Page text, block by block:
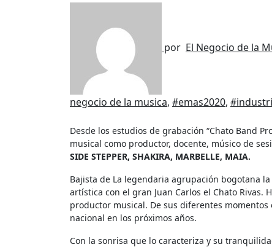
por El Negocio de la
negocio de la musica, #emas2020,
Desde los estudios de grabación “Chato Band Producciones” en la ciudad de Bogotá con más de 30 años en la escena
musical como productor, docente, músico de
SIDE STEPPER, SHAKIRA, MARBELLE, MAIA.
Bajista de La legendaria agrupación bogotana
artística con el gran Juan Carlos el Chato Rivas.
productor musical. De sus diferentes
nacional en los próximos años.
Con la sonrisa que lo caracteriza y su